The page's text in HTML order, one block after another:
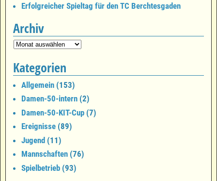
Erfolgreicher Spieltag für den TC Berchtesgaden
Archiv
Kategorien
Allgemein (153)
Damen-50-intern (2)
Damen-50-KIT-Cup (7)
Ereignisse (89)
Jugend (11)
Mannschaften (76)
Spielbetrieb (93)